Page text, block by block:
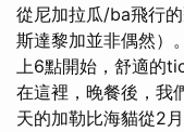
從尼加拉瓜/ba飛行
斯達黎加並非偶然）。
上6點開始，舒適的
在這裡，晚餐後，我
天的加勒比海貓從2